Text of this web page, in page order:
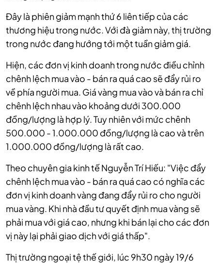
Đây là phiên giảm mạnh thứ 6 liên tiếp của các
thương hiệu trong nước. Với đà giảm này, thị trường
trong nước đang hướng tới một tuần giảm giá.
Hiện, các đơn vị kinh doanh trong nước điều chỉnh
chênh lệch mua vào - bán ra quá cao sẽ đẩy rủi ro
về phía người mua. Giá vàng mua vào và bán ra chỉ
chênh lệch nhau vào khoảng dưới 300.000
đồng/lượng là hợp lý. Tuy nhiên với mức chênh
500.000 - 1.000.000 đồng/lượng là cao và trên
1.000.000 đồng/lượng là rất cao.
Theo chuyên gia kinh tế Nguyễn Trí Hiếu: "Việc đẩy
chênh lệch mua vào - bán ra quá cao có nghĩa các
đơn vị kinh doanh vàng đang đẩy rủi ro cho người
mua vàng. Khi nhà đầu tư quyết định mua vàng sẽ
phải mua với giá cao, nhưng khi bán lại cho các đơn
vị này lại phải giao dịch với giá thấp".
Thị trường ngoại tệ thế giới, lúc 9h30 ngày 19/6